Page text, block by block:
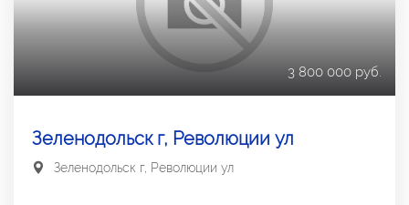
3 800 000 руб.
Зеленодольск г, Революции ул
Зеленодольск г, Революции ул